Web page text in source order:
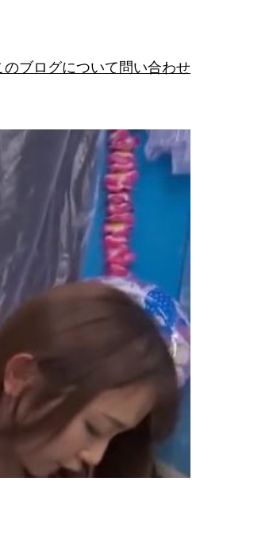
のブログについて問い合わせ